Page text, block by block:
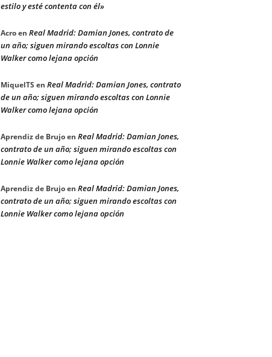
estilo y esté contenta con él»
Acroen Real Madrid: Damian Jones, contrato de
un año; siguen mirando escoltas con Lonnie
Walker como lejana opción
MiquelTS en Real Madrid: Damian Jones, contrato
de un año; siguen mirando escoltas con Lonnie
Walker como lejana opción
Aprendiz de Brujoen Real Madrid: Damian Jones,
contrato de un año; siguen mirando escoltas con
Lonnie Walker como lejana opción
Aprendiz de Brujoen Real Madrid: Damian Jones,
contrato de un año; siguen mirando escoltas con
Lonnie Walker como lejana opción